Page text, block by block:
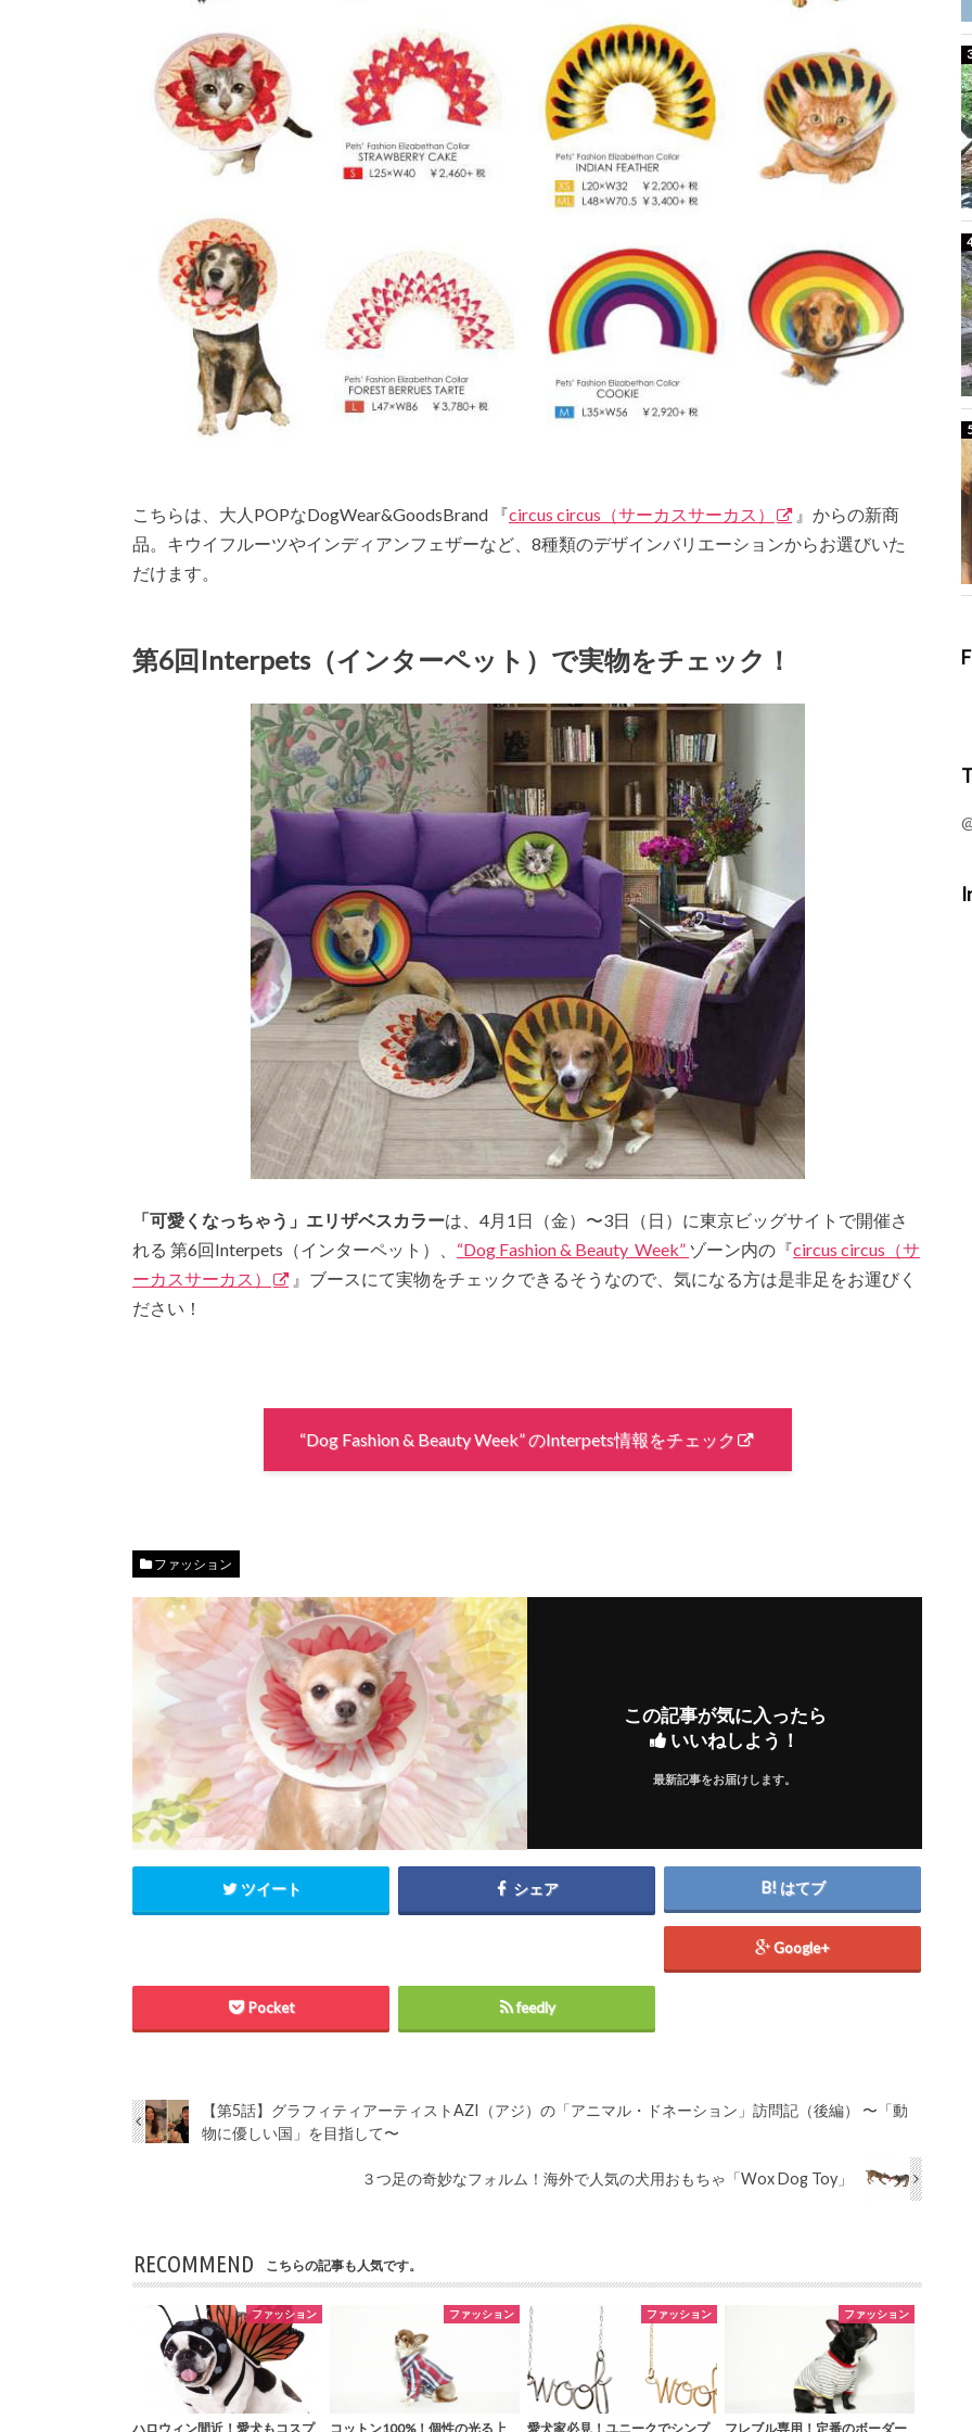
こちらは、大人POPなDogWear&GoodsBrand 『circus circus（サーカスサーカス）
』からの新商
品。キウイフルーツやインディアンフェザーなど、8種類のデザインバリエーションからお選びいた
だけます。
第6回Interpets（インターペット）で実物をチェック！
「可愛くなっちゃう」エリザベスカラーは、4月1日（金）〜3日（日）に東京ビッグサイトで開催さ
れる 第6回Interpets（インターペット）、 “Dog Fashion & Beauty Week” ゾーン内の『circus circus（サ
ーカスサーカス）
』ブースにて実物をチェックできるそうなので、気になる方は是非足をお運びく
ださい！
“Dog Fashion & Beauty Week” のInterpets情報をチェック
ファッション
この記事が気に入ったら
いいねしよう！
最新記事をお届けします。
ツイート シェア はてブ
Google+
Pocket feedly
【第5話】グラフィティアーティストAZI（アジ）の「アニマル・ドネーション」訪問記（後編） 〜「動
物に優しい国」を目指して〜
３つ足の奇妙なフォルム！海外で人気の犬用おもちゃ「Wox Dog Toy」
RECOMMEND こちらの記事も人気です。
ファッション
ハロウィン間近！愛犬もコスプ
ファッション
コットン100%！個性の光る上
ファッション
愛犬家必見！ユニークでシンプ
ファッション
フレブル専用！定番のボーダー